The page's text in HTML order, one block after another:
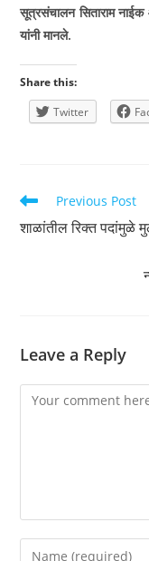
सूत्रसंचालन सिताराम
यांनी मानले.
Share this:
Twitter
Read
more
articles
Previous Post
शाळांतील रिक्त पदांमुळे
Leave a Reply
Comment
Enter